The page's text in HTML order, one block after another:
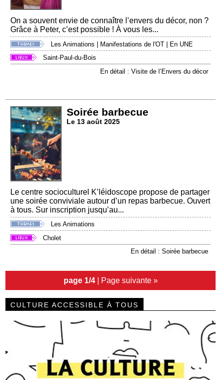
On a souvent envie de connaître l’envers du décor, non ?
Grâce à Peter, c’est possible ! À vous les...
Les Animations Manifestations de l'OT
En UNE
Saint-Paul-du-Bois
En détail : Visite de l’Envers du décor
Soirée barbecue
Le 13 août 2025
Le centre socioculturel K’léidoscope propose de partager
une soirée conviviale autour d’un repas barbecue. Ouvert
à tous. Sur inscription jusqu’au...
Les Animations
Cholet
En détail : Soirée barbecue
page 1/4| Page suivante »
CULTURE ACCESSIBLE À TOUS